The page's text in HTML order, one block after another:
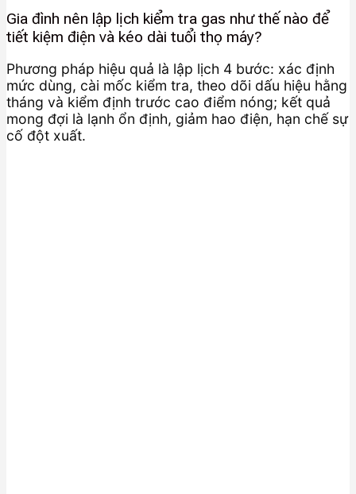
Gia đình nên lập lịch kiểm tra gas như thế nào để
tiết kiệm điện và kéo dài tuổi thọ máy?
Phương pháp hiệu quả là lập lịch 4 bước: xác định
mức dùng, cài mốc kiểm tra, theo dõi dấu hiệu hằng
tháng và kiểm định trước cao điểm nóng; kết quả
mong đợi là lạnh ổn định, giảm hao điện, hạn chế sự
cố đột xuất.